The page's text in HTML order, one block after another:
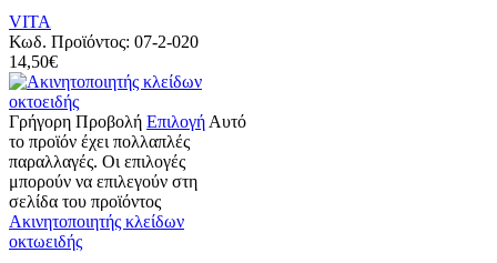
VITA
Κωδ. Προϊόντος: 07-2-020
14,50€
Γρήγορη Προβολή Επιλογή Αυτό
το προϊόν έχει πολλαπλές
παραλλαγές. Οι επιλογές
μπορούν να επιλεγούν στη
σελίδα του προϊόντος
Ακινητοποιητής κλείδων
οκτωειδής